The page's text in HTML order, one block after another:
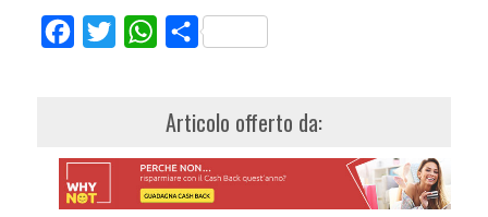
FacebookTwitterWhatsApp
Share
Articolo offerto da: